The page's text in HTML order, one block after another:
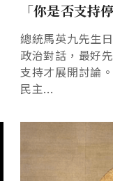
「你是否支持
總統馬英九先生
政治對話，最好
支持才展開討論
民主...